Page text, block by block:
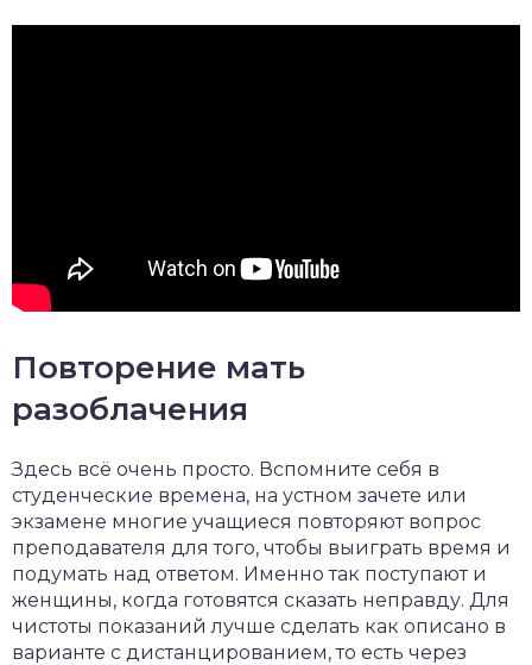
Повторение мать
разоблачения
Здесь всё очень просто. Вспомните себя в
студенческие времена, на устном зачете или
экзамене многие учащиеся повторяют вопрос
преподавателя для того, чтобы выиграть время и
подумать над ответом. Именно так поступают и
женщины, когда готовятся сказать неправду. Для
чистоты показаний лучше сделать как описано в
варианте с дистанцированием, то есть через